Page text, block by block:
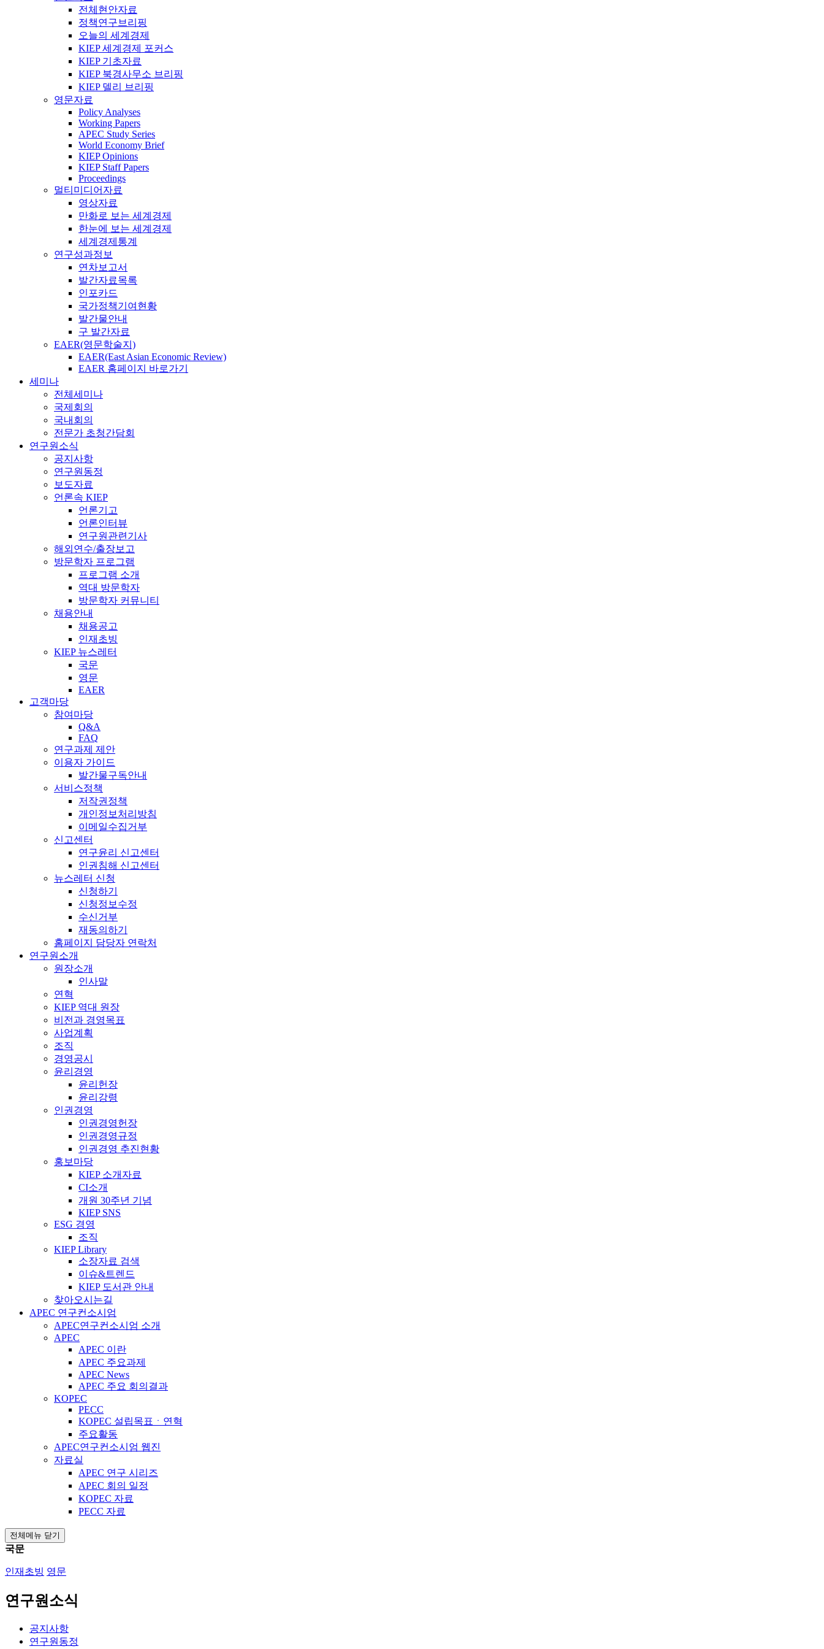
전체현안자료
정책연구브리핑
오늘의 세계경제
KIEP 세계경제 포커스
KIEP 기초자료
KIEP 북경사무소 브리핑
KIEP 델리 브리핑
영문자료
Policy Analyses
Working Papers
APEC Study Series
World Economy Brief
KIEP Opinions
KIEP Staff Papers
Proceedings
멀티미디어자료
영상자료
만화로 보는 세계경제
한눈에 보는 세계경제
세계경제통계
연구성과정보
연차보고서
발간자료목록
인포카드
국가정책기여현황
발간물안내
구 발간자료
EAER(영문학술지)
EAER(East Asian Economic Review)
EAER 홈페이지 바로가기
세미나
전체세미나
국제회의
국내회의
전문가 초청간담회
연구원소식
공지사항
연구원동정
보도자료
언론속 KIEP
언론기고
언론인터뷰
연구원관련기사
해외연수/출장보고
방문학자 프로그램
프로그램 소개
역대 방문학자
방문학자 커뮤니티
채용안내
채용공고
인재초빙
KIEP 뉴스레터
국문
영문
EAER
고객마당
참여마당
Q&A
FAQ
연구과제 제안
이용자 가이드
발간물구독안내
서비스정책
저작권정책
개인정보처리방침
이메일수집거부
신고센터
연구윤리 신고센터
인권침해 신고센터
뉴스레터 신청
신청하기
신청정보수정
수신거부
재동의하기
홈페이지 담당자 연락처
연구원소개
원장소개
인사말
연혁
KIEP 역대 원장
비전과 경영목표
사업계획
조직
경영공시
윤리경영
윤리헌장
윤리강령
인권경영
인권경영헌장
인권경영규정
인권경영 추진현황
홍보마당
KIEP 소개자료
CI소개
개원 30주년 기념
KIEP SNS
ESG 경영
조직
KIEP Library
소장자료 검색
이슈&트렌드
KIEP 도서관 안내
찾아오시는길
APEC 연구컨소시엄
APEC연구컨소시엄 소개
APEC
APEC 이란
APEC 주요과제
APEC News
APEC 주요 회의결과
KOPEC
PECC
KOPEC 설립목표ㆍ연혁
주요활동
APEC연구컨소시엄 웹진
자료실
APEC 연구 시리즈
APEC 회의 일정
KOPEC 자료
PECC 자료
전체메뉴 닫기
국문
인재초빙 영문
연구원소식
공지사항
연구원동정